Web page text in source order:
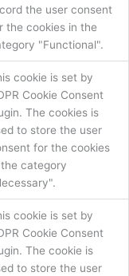
the user consent
the cookies in the
"Functional".
cookie is set by
Cookie Consent
The cookies is
to store the user
for the cookies
category
cookie is set by
Cookie Consent
The cookie is
to store the user